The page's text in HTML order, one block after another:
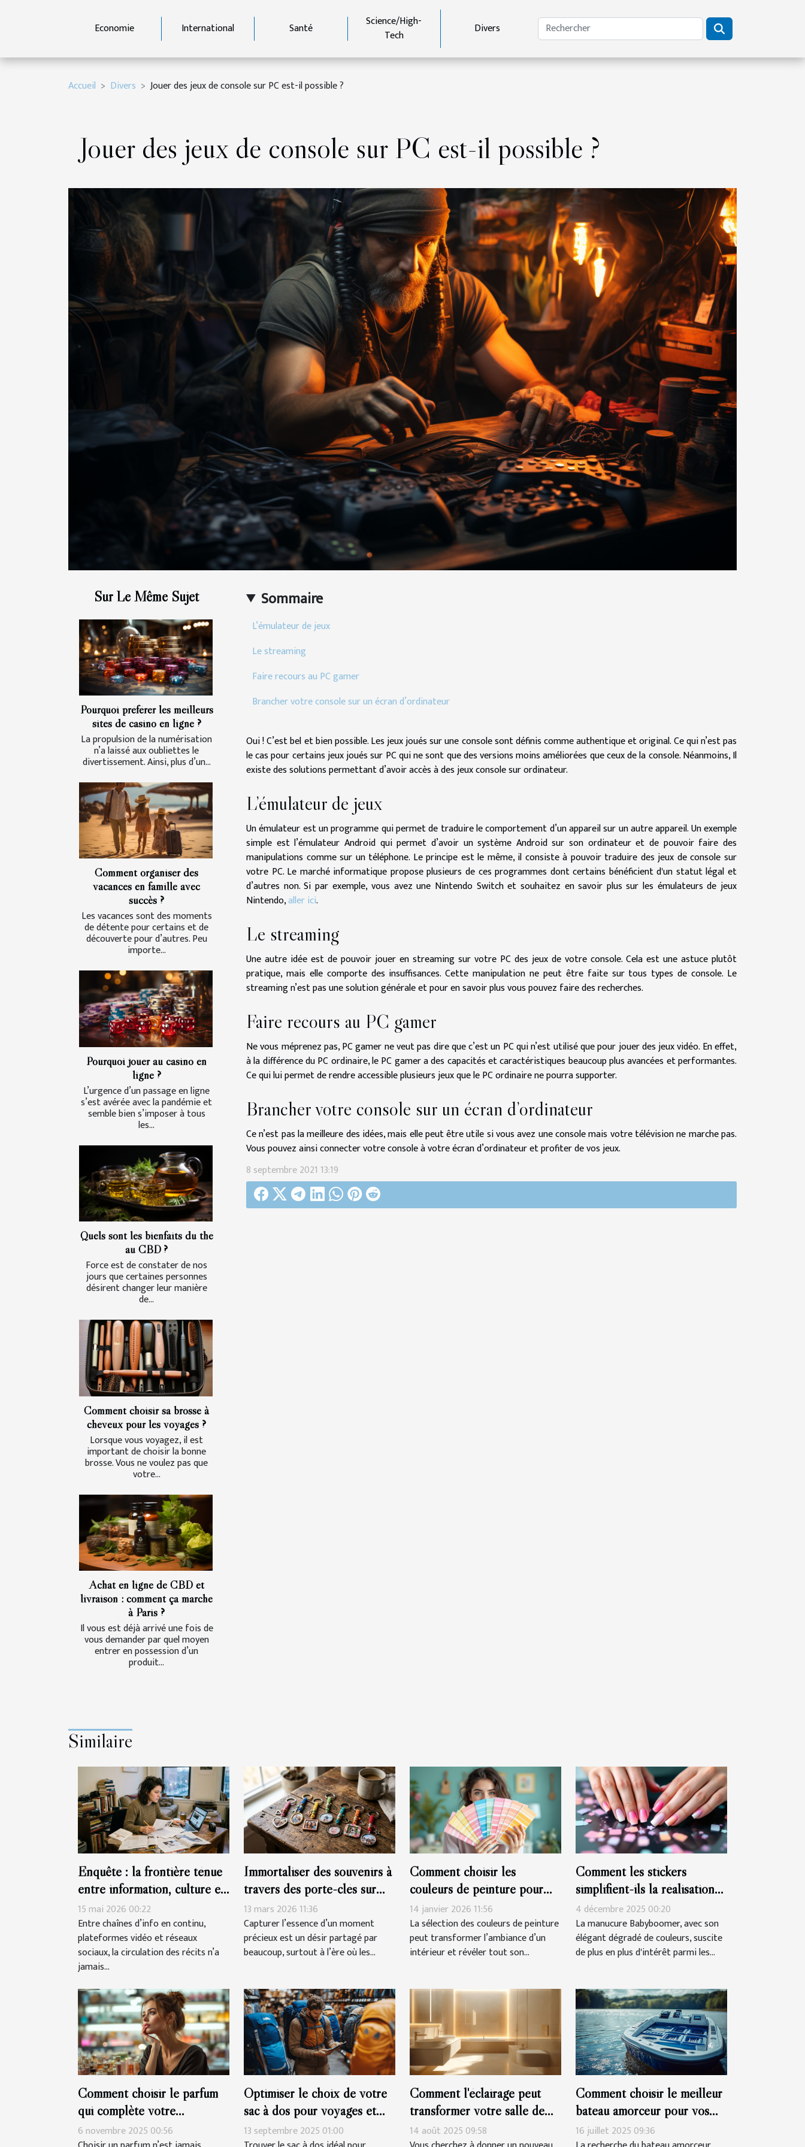
Economie International Santé
Science/High-
Tech
Divers
Accueil Divers Jouer des jeux de console sur PC est-il possible ?
Jouer des jeux de console sur PC est-il possible ?
Sur Le Même Sujet
Pourquoi préférer les meilleurs
sites de casino en ligne ?
La propulsion de la numérisation
n’a laissé aux oubliettes le
divertissement. Ainsi, plus d’un...
Comment organiser des
vacances en famille avec
succès ?
Les vacances sont des moments
de détente pour certains et de
découverte pour d’autres. Peu
importe...
Pourquoi jouer au casino en
ligne ?
L’urgence d’un passage en ligne
s’est avérée avec la pandémie et
semble bien s’imposer à tous
les...
Quels sont les bienfaits du thé
au CBD ?
Force est de constater de nos
jours que certaines personnes
désirent changer leur manière
de...
Comment choisir sa brosse à
cheveux pour les voyages ?
Lorsque vous voyagez, il est
important de choisir la bonne
brosse. Vous ne voulez pas que
votre...
Achat en ligne de CBD et
livraison : comment ça marche
à Paris ?
Il vous est déjà arrivé une fois de
vous demander par quel moyen
entrer en possession d’un
produit...
Sommaire
L’émulateur de jeux
Le streaming
Faire recours au PC gamer
Brancher votre console sur un écran d’ordinateur
Oui ! C’est bel et bien possible. Les jeux joués sur une console sont définis comme authentique et original. Ce qui n’est pas
le cas pour certains jeux joués sur PC qui ne sont que des versions moins améliorées que ceux de la console. Néanmoins, Il
existe des solutions permettant d’avoir accès à des jeux console sur ordinateur.
L’émulateur de jeux
Un émulateur est un programme qui permet de traduire le comportement d’un appareil sur un autre appareil. Un exemple
simple est l’émulateur Android qui permet d’avoir un système Android sur son ordinateur et de pouvoir faire des
manipulations comme sur un téléphone. Le principe est le même, il consiste à pouvoir traduire des jeux de console sur
votre PC. Le marché informatique propose plusieurs de ces programmes dont certains bénéficient d'un statut légal et
d’autres non. Si par exemple, vous avez une Nintendo Switch et souhaitez en savoir plus sur les émulateurs de jeux
Nintendo,aller ici.
Le streaming
Une autre idée est de pouvoir jouer en streaming sur votre PC des jeux de votre console. Cela est une astuce plutôt
pratique, mais elle comporte des insuffisances. Cette manipulation ne peut être faite sur tous types de console. Le
streaming n’est pas une solution générale et pour en savoir plus vous pouvez faire des recherches.
Faire recours au PC gamer
Ne vous méprenez pas, PC gamer ne veut pas dire que c’est un PC qui n’est utilisé que pour jouer des jeux vidéo. En effet,
à la différence du PC ordinaire, le PC gamer a des capacités et caractéristiques beaucoup plus avancées et performantes.
Ce qui lui permet de rendre accessible plusieurs jeux que le PC ordinaire ne pourra supporter.
Brancher votre console sur un écran d’ordinateur
Ce n’est pas la meilleure des idées, mais elle peut être utile si vous avez une console mais votre télévision ne marche pas.
Vous pouvez ainsi connecter votre console à votre écran d’ordinateur et profiter de vos jeux.
8 septembre 2021 13:19
Similaire
Enquête : la frontière ténue
entre information, culture et
manipulation
15 mai 2026 00:22
Entre chaînes d’info en continu,
plateformes vidéo et réseaux
sociaux, la circulation des récits n’a
jamais...
Immortaliser des souvenirs à
travers des porte-clés sur
mesure
13 mars 2026 11:36
Capturer l’essence d’un moment
précieux est un désir partagé par
beaucoup, surtout à l’ère où les...
Comment choisir les
couleurs de peinture pour
harmoniser votre espace ?
14 janvier 2026 11:56
La sélection des couleurs de peinture
peut transformer l’ambiance d’un
intérieur et révéler tout son...
Comment les stickers
simplifient-ils la réalisation
d'une manucure Babyboomer
?
4 décembre 2025 00:20
La manucure Babyboomer, avec son
élégant dégradé de couleurs, suscite
de plus en plus d'intérêt parmi les...
Comment choisir le parfum
qui complète votre
personnalité?
6 novembre 2025 00:56
Optimiser le choix de votre
sac à dos pour voyages et
randonnées
13 septembre 2025 01:00
Comment l'éclairage peut
transformer votre salle de
bain ?
14 août 2025 09:58
Comment choisir le meilleur
bateau amorceur pour vos
sessions de pêche ?
16 juillet 2025 09:36